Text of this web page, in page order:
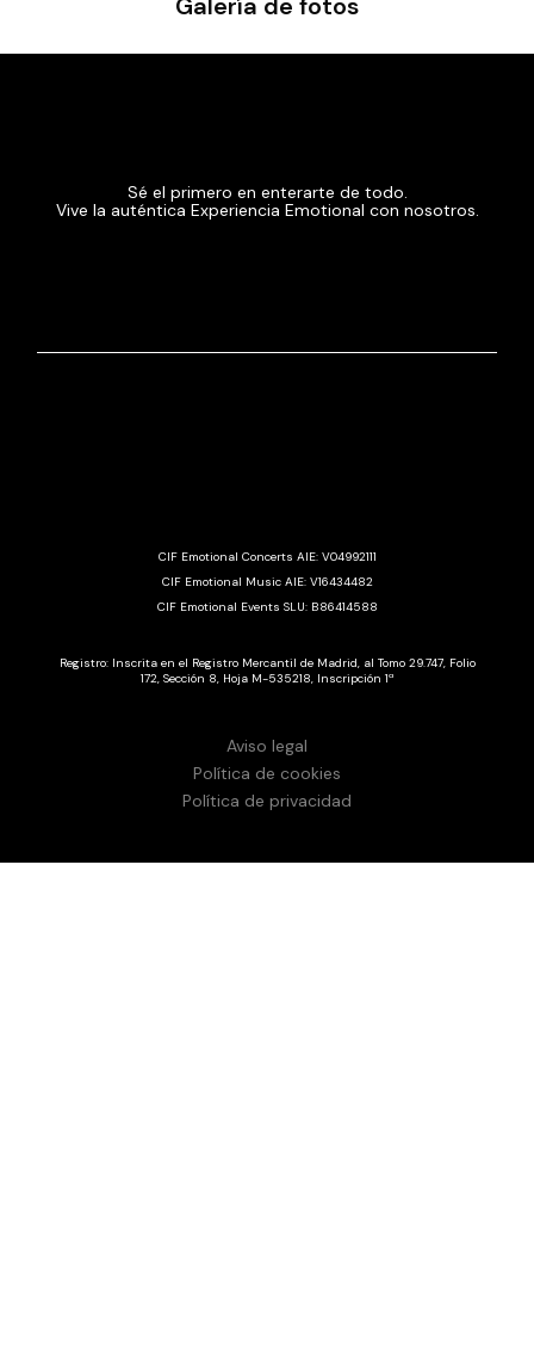
Sé el primero en enterarte de todo.
Vive la auténtica Experiencia Emotional con nosotros.
CIF Emotional Concerts AIE: V04992111
CIF Emotional Music AIE: V16434482
CIF Emotional Events SLU: B86414588
Registro: Inscrita en el Registro Mercantil de Madrid, al Tomo 29.747, Folio
172, Sección 8, Hoja M-535218, Inscripción 1ª
Aviso legal
Política de cookies
Política de privacidad